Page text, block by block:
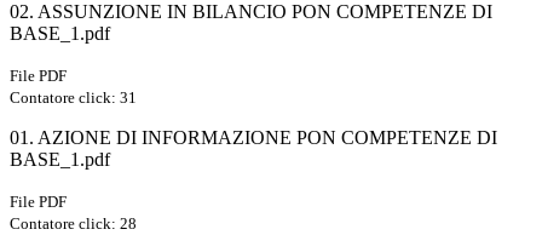
02. ASSUNZIONE IN BILANCIO PON COMPETENZE DI
BASE_1.pdf
File PDF
Contatore click: 31
01. AZIONE DI INFORMAZIONE PON COMPETENZE DI
BASE_1.pdf
File PDF
Contatore click: 28